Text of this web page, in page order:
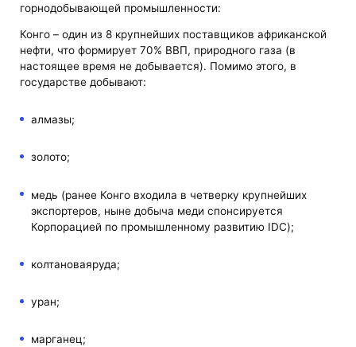
горнодобывающей промышленности:
Конго – один из 8 крупнейших поставщиков африканской
нефти, что формирует 70% ВВП, природного газа (в
настоящее время не добывается). Помимо этого, в
государстве добывают:
алмазы;
золото;
медь (ранее Конго входила в четверку крупнейших
экспортеров, ныне добыча меди спонсируется
Корпорацией по промышленному развитию IDC);
колтановаяруда;
уран;
марганец;